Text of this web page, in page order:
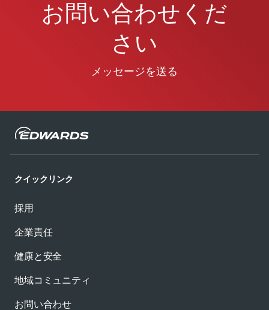
お問い合わせくだ
さい
メッセージを送る
クイックリンク
採用
企業責任
健康と安全
地域コミュニティ
お問い合わせ